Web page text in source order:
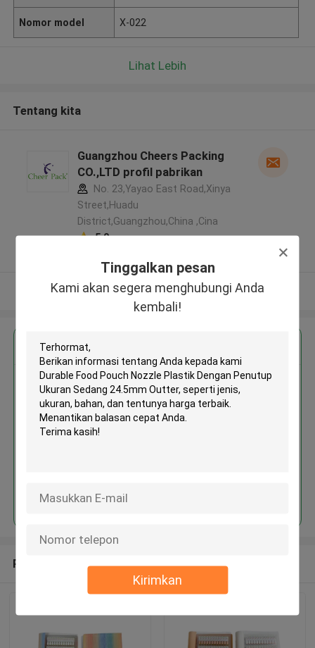
Tinggalkan pesan
Kami akan segera menghubungi Anda
kembali!
Kirimkan
Nomor model X-022
Lihat Lebih
Tentang kita
Guangzhou Cheers Packing
CO.,LTD profil pabrikan
No. 23,Yayao East Road,Xinya
Street,Huadu
District,Guangzhou,China ,Cina
5.0
Lihat Lebih
Dapatkan Harga Terbaik untuk
Durable Food Pouch Nozzle
Plastik Dengan Penutup Ukuran
Sedang 24.5mm Outter
Rekomendasi Produk